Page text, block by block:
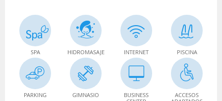
SPA HIDROMASAJE INTERNET PISCINA
PARKING GIMNASIO
BUSINESS
ACCESOS